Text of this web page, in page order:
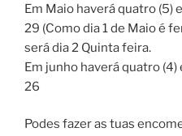
Em Maio haverá quatro (5)
29 (Como dia 1 de Maio é
será dia 2 Quinta feira.
Em junho haverá quatro (4)
26
Podes fazer as tuas